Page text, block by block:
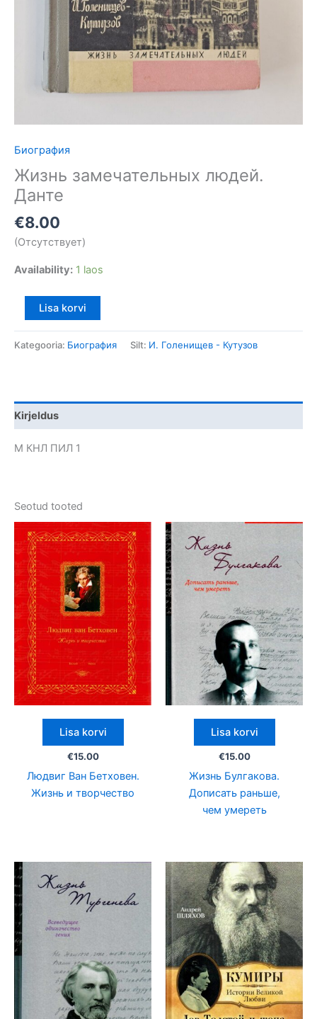
Биография
Жизнь замечательных людей.
Данте
€8.00
(Отсутствует)
Availability: 1 laos
Жизнь
замечательных
людей.
Данте
kogus
Lisa korvi
Kategooria: Биография Silt: И. Голенищев - Кутузов
Kirjeldus
М КНЛ ПИЛ 1
Seotud tooted
Lisa korvi
€15.00
Людвиг Ван Бетховен.
Жизнь и творчество
Lisa korvi
€15.00
Жизнь Булгакова.
Дописать раньше,
чем умереть